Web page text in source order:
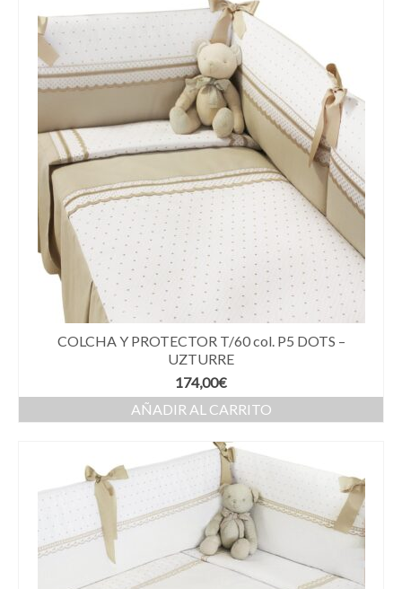
COLCHA Y PROTECTOR T/60 col. P5 DOTS –
UZTURRE
174,00€
AÑADIR AL CARRITO